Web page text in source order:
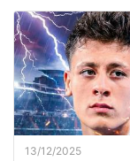
13/12/2025